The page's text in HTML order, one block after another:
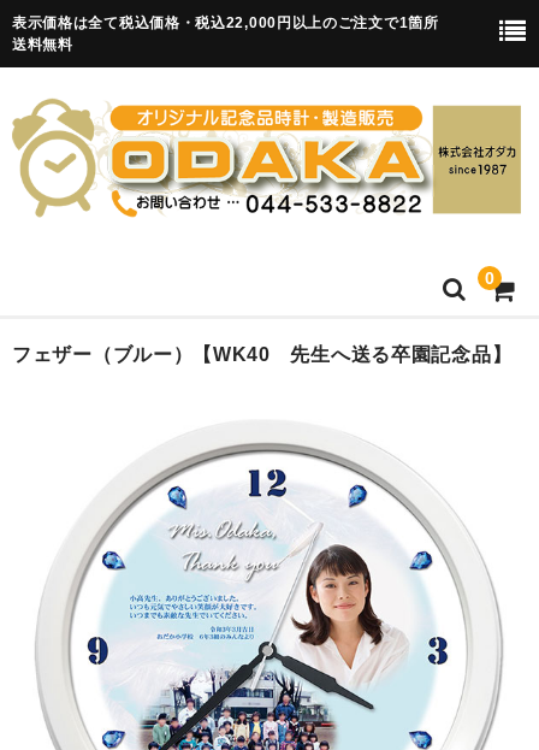
表示価格は全て税込価格・税込22,000円以上のご注文で1箇所
送料無料
0
HOME
目覚まし時計(集合)
知育目覚まし時計(集合・園舎)
カード付フォトフレームクロック(集合)
目覚まし時計(集合＋個別)
メロディ時計(集合)
音声時計(集合)
フェザー（ブルー）【WK40 先生へ送る卒園記念品】